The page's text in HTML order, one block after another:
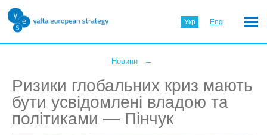
Укр Eng
Новини ←
Ризики глобальних криз мають
бути усвідомлені владою та
політиками — Пінчук